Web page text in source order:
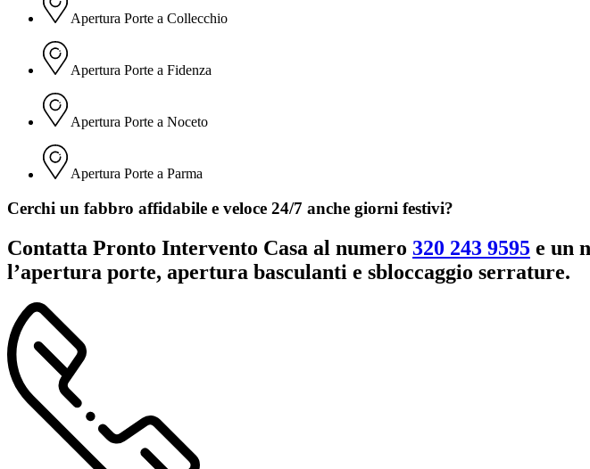
Apertura Porte a Collecchio
Apertura Porte a Fidenza
Apertura Porte a Noceto
Apertura Porte a Parma
Cerchi un fabbro affidabile e veloce 24/7 anche giorni festivi?
Contatta Pronto Intervento Casa al numero 320 243 9595 e un
l’apertura porte, apertura basculanti e sbloccaggio serrature.